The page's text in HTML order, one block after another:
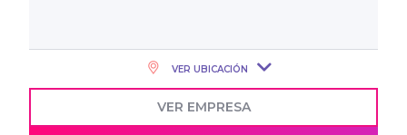
VER UBICACIÓN
VER EMPRESA